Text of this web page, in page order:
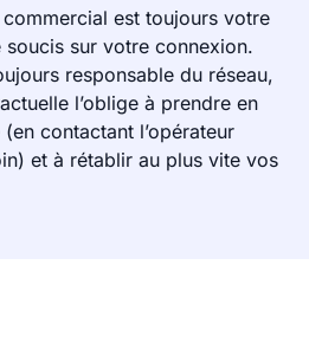
commercial est toujours votre
sur votre connexion.
responsable du réseau,
l’oblige à prendre en
contactant l’opérateur
et à rétablir au plus vite vos